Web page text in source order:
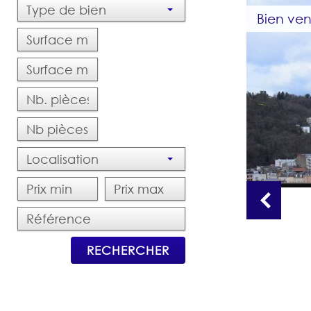
Type de bien
Localisation
RECHERCHER
Bien